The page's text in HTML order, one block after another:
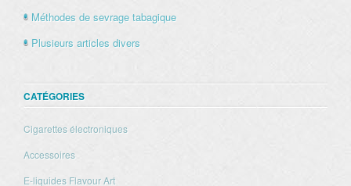
Méthodes de sevrage tabagique
Plusieurs articles divers
CATÉGORIES
Cigarettes électroniques
Accessoires
E-liquides Flavour Art